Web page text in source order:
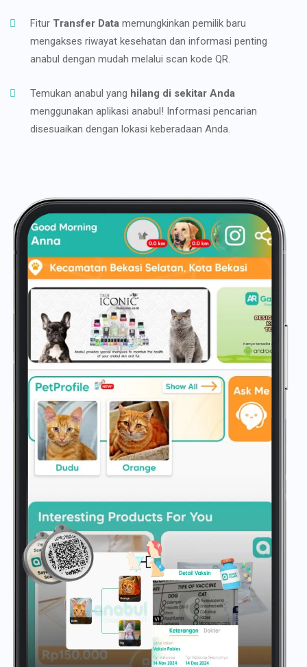
Fitur Transfer Data memungkinkan pemilik baru
mengakses riwayat kesehatan dan informasi penting
anabul dengan mudah melalui scan kode QR.
Temukan anabul yang hilang di sekitar Anda
menggunakan aplikasi anabul! Informasi pencarian
disesuaikan dengan lokasi keberadaan Anda.